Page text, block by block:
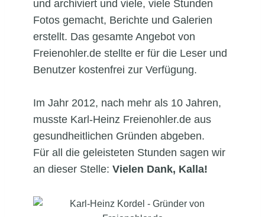
und archiviert und viele, viele Stunden
Fotos gemacht, Berichte und Galerien
erstellt. Das gesamte Angebot von
Freienohler.de stellte er für die Leser und
Benutzer kostenfrei zur Verfügung.
Im Jahr 2012, nach mehr als 10 Jahren,
musste Karl-Heinz Freienohler.de aus
gesundheitlichen Gründen abgeben.
Für all die geleisteten Stunden sagen wir
an dieser Stelle: Vielen Dank, Kalla!